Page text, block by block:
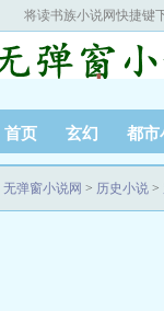
将读书族小说网快捷键
首页 玄幻 都市
无弹窗小说网 > 历史小说 >